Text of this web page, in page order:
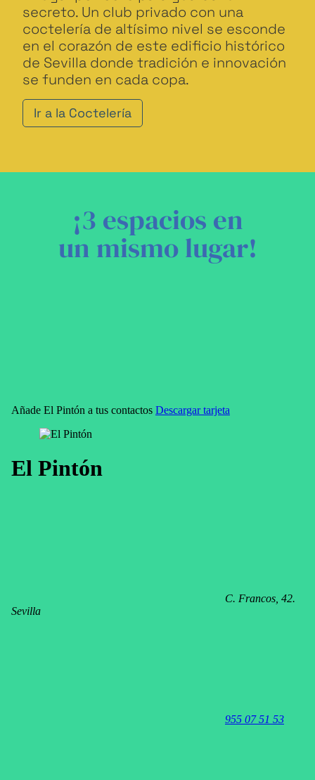
secreto. Un club privado con una
coctelería de altísimo nivel se esconde
en el corazón de este edificio histórico
de Sevilla donde tradición e innovación
se funden en cada copa.
Ir a la Coctelería
¡3 espacios en
un mismo lugar!